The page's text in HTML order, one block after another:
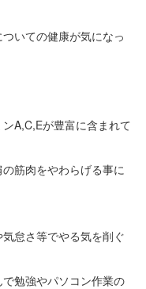
いての健康が気になっ
A,C,Eが豊富に含まれて
筋肉をやわらげる事に
怠さ等でやる気を削ぐ
勉強やパソコン作業の